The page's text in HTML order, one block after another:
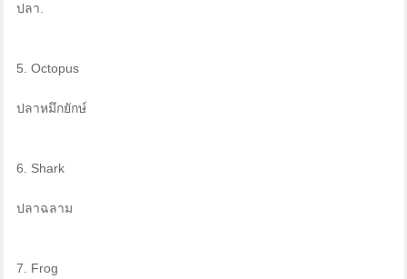
ปลา.
5. Octopus
ปลาหมึกยักษ์
6. Shark
ปลาฉลาม
7. Frog